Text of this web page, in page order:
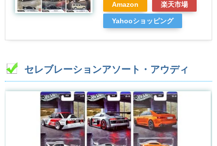
Amazon 楽天市場
Yahooショッピング
セレブレーションアソート・アウディ